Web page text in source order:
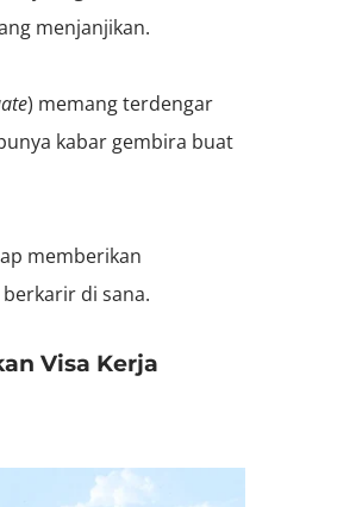
menjanjikan.
) memang terdengar
kabar gembira buat
memberikan
di sana.
Visa Kerja